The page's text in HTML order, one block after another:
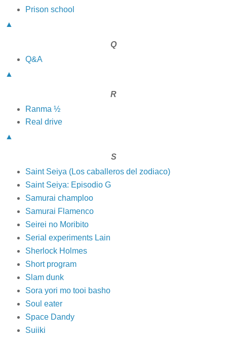
Prison school
▲
Q
Q&A
▲
R
Ranma ½
Real drive
▲
S
Saint Seiya (Los caballeros del zodiaco)
Saint Seiya: Episodio G
Samurai champloo
Samurai Flamenco
Seirei no Moribito
Serial experiments Lain
Sherlock Holmes
Short program
Slam dunk
Sora yori mo tooi basho
Soul eater
Space Dandy
Suiiki